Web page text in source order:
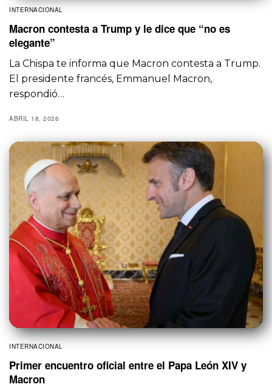
INTERNACIONAL
Macron contesta a Trump y le dice que “no es
elegante”
La Chispa te informa que Macron contesta a Trump.
El presidente francés, Emmanuel Macron,
respondió…
ABRIL 18, 2026
INTERNACIONAL
Primer encuentro oficial entre el Papa León XIV y
Macron